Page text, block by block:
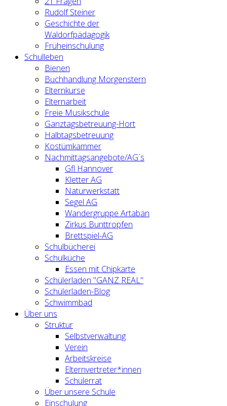
Rudolf Steiner
Geschichte der
Waldorfpädagogik
Früheinschulung
Schulleben
Bienen
Buchhandlung Morgenstern
Elternkurse
Elternarbeit
Freie Musikschule
Ganztagsbetreuung-Hort
Halbtagsbetreuung
Kostümkammer
Nachmittagsangebote/AG´s
Gfl Hannover
Kletter AG
Naturwerkstatt
Segel AG
Wandergruppe Artaban
Zirkus Bunttropfen
Brettspiel-AG
Schulbücherei
Schulküche
Essen mit Chipkarte
Schülerladen "GANZ REAL"
Schülerladen-Blog
Schwimmbad
Über uns
Struktur
Selbstverwaltung
Verein
Arbeitskreise
Elternvertreter*innen
Schülerrat
Über unsere Schule
Einschulung